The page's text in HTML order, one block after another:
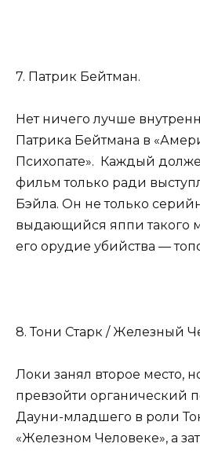
7. Патрик Бейтман.
Нет ничего лучше
Патрика Бейтмана в
Психопате». Каждый
фильм только ради
Бэйла. Он не только
выдающийся яппи такого
его орудие убийства —
8. Тони Старк / Железный
Локи занял второе место,
превзойти органический
Дауни-младшего в роли
«Железном Человеке», а